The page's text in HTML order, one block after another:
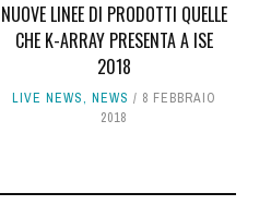
NUOVE LINEE DI PRODOTTI QUELLE
CHE K-ARRAY PRESENTA A ISE
2018
LIVE NEWS, NEWS
8 FEBBRAIO
2018